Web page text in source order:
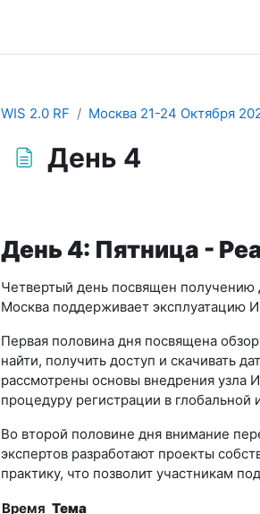
WIS 2.0 RF Москва 21-24 Октября
День 4
День 4: Пятница -
Четвертый день посвящен получению
Москва поддерживает эксплуатацию
Первая половина дня посвящена
найти, получить доступ и скачивать
рассмотрены основы внедрения узла
процедуру регистрации в
Во второй половине дня внимание
экспертов разработают проекты
практику, что позволит участникам
Время Тема